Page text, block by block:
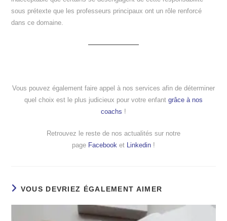
sous prétexte que les professeurs principaux ont un rôle renforcé
dans ce domaine.
Vous pouvez également faire appel à nos services afin de déterminer
quel choix est le plus judicieux pour votre enfant grâce à nos
coachs !
Retrouvez le reste de nos actualités sur notre
page Facebook et Linkedin !
VOUS DEVRIEZ ÉGALEMENT AIMER